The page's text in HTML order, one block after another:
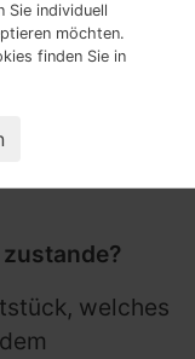
T U
welches
Sie individuell
möchten.
finden Sie in